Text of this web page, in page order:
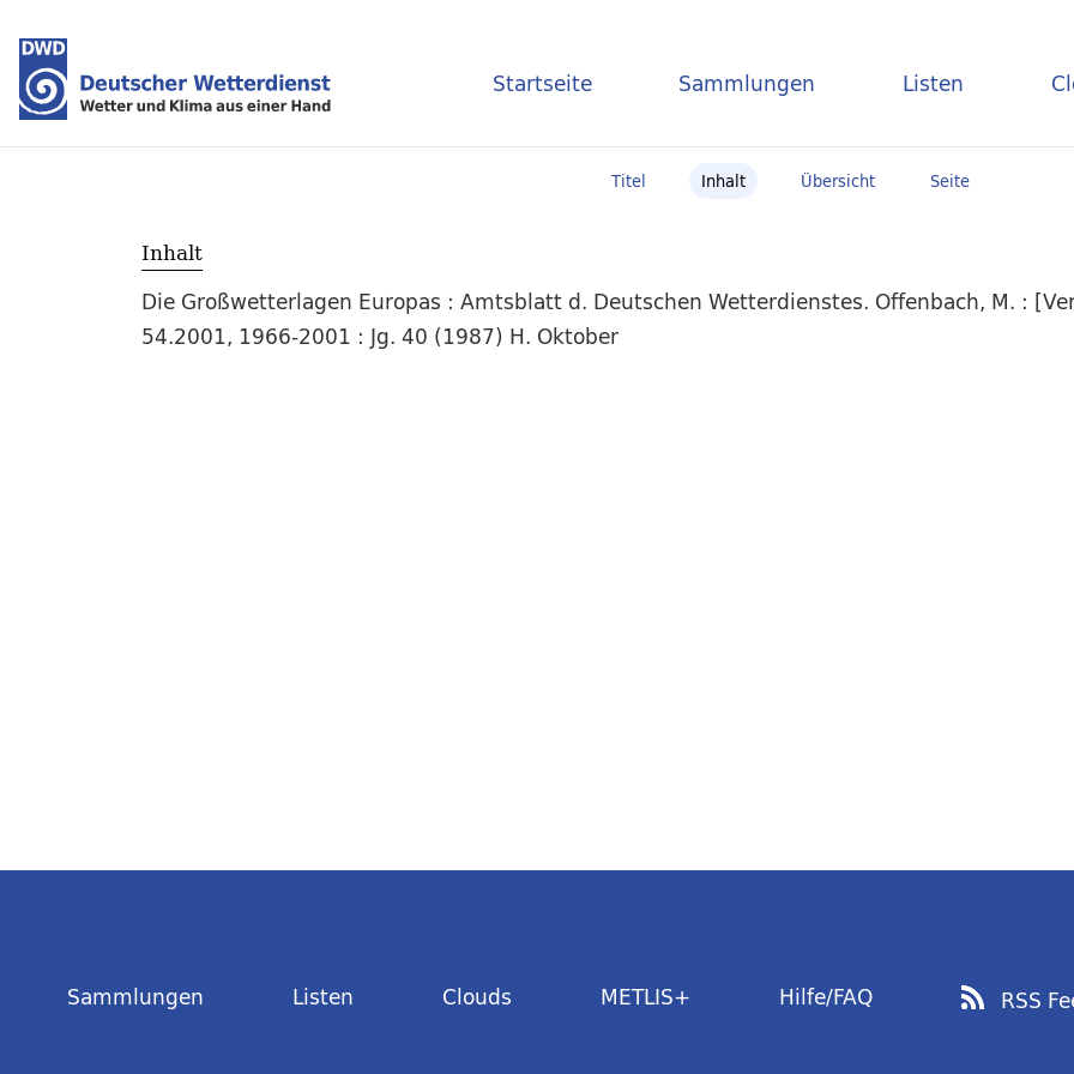
Startseite Sammlungen Listen
Titel Inhalt Übersicht Seite
Inhalt
Die Großwetterlagen Europas : Amtsblatt d. Deutschen Wetterdienstes. Offenbach, M. :
54.2001, 1966-2001 : Jg. 40 (1987) H. Oktober
Sammlungen Listen Clouds METLIS+ Hilfe/FAQ RSS